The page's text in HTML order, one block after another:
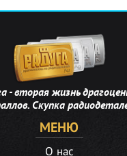
- вторая жизнь
Скупка
МЕНЮ
О нас